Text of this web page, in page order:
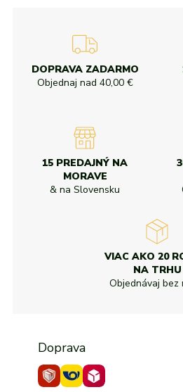
DOPRAVA ZADARMO
Objednaj nad 40,00 €
15 PREDAJNÝ NA
MORAVE
& na Slovensku
VIAC AKO 20
NA TRHU
Objednávaj bez
Doprava